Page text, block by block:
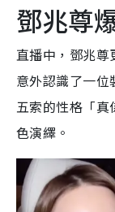
鄧兆尊
直播中，鄧兆尊
意外認識了一
五索的性格「
色演繹。